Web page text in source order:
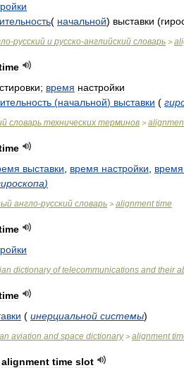
( начальной) выставки (
-русский и русско-английский словарь >
; время настройки
(начальной) выставки (
словарь технических терминов >
выставки время настройки время
)
англо-русский словарь > alignment time
dictionary of telecommunications and their
( инерциальной системы)
aviation and space dictionary> alignment
alignment time slot